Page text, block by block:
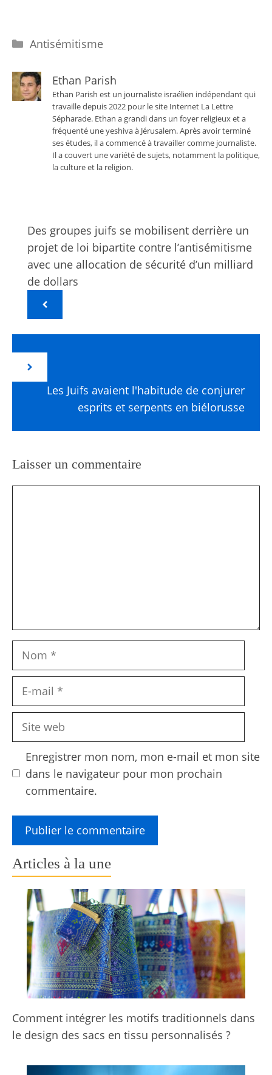
Catégories
Antisémitisme
Ethan Parish
Ethan Parish est un journaliste israélien indépendant qui
travaille depuis 2022 pour le site Internet La Lettre
Sépharade. Ethan a grandi dans un foyer religieux et a
fréquenté une yeshiva à Jérusalem. Après avoir terminé
ses études, il a commencé à travailler comme journaliste.
Il a couvert une variété de sujets, notamment la politique,
la culture et la religion.
Des groupes juifs se mobilisent derrière un
projet de loi bipartite contre l’antisémitisme
avec une allocation de sécurité d’un milliard
de dollars
Les Juifs avaient l'habitude de conjurer
esprits et serpents en biélorusse
Laisser un commentaire
Nom
Site
Enregistrer mon nom, mon e-mail et mon site
dans le navigateur pour mon prochain
commentaire.
Articles à la une
Comment intégrer les motifs traditionnels dans
le design des sacs en tissu personnalisés ?